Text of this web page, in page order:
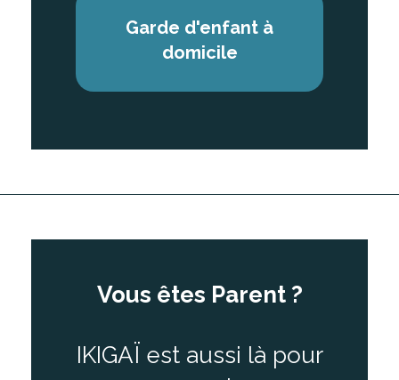
Garde d'enfant à
domicile
Vous êtes Parent ?
IKIGAÏ est aussi là pour